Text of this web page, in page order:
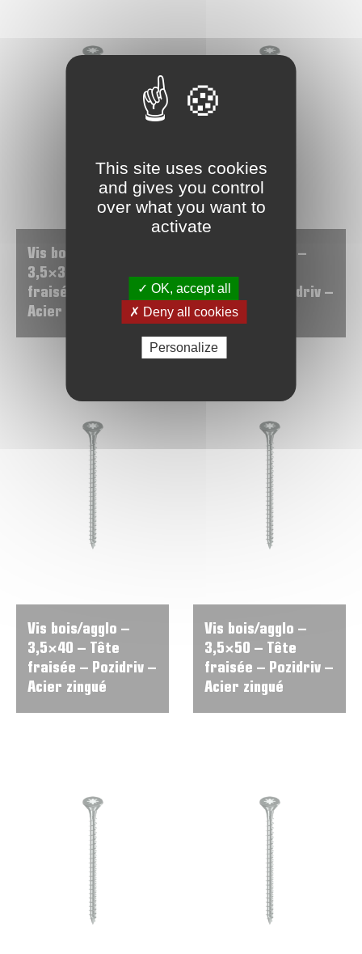
Vis bois/agglo –
3,5×30 – Tête
fraisée – Pozidriv –
Acier zingué
Vis bois/agglo –
3,5×35 – Tête
fraisée – Pozidriv –
Acier zingué
Vis bois/agglo –
3,5×40 – Tête
fraisée – Pozidriv –
Acier zingué
Vis bois/agglo –
3,5×50 – Tête
fraisée – Pozidriv –
Acier zingué
This site uses cookies
and gives you control
over what you want to
activate
✓ OK, accept all
✗ Deny all cookies
Personalize